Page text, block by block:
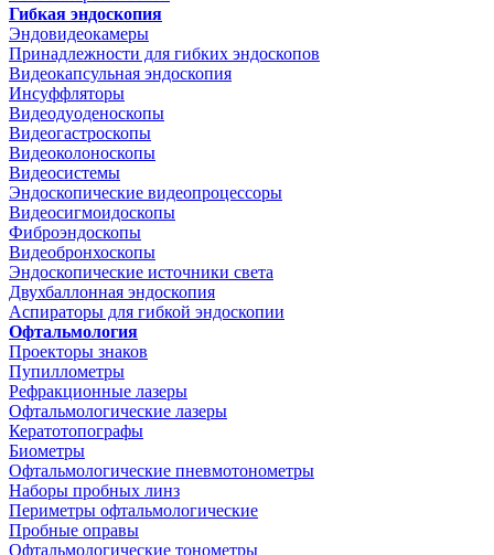
Гибкая эндоскопия
Эндовидеокамеры
Принадлежности для гибких эндоскопов
Видеокапсульная эндоскопия
Инсуффляторы
Видеодуоденоскопы
Видеогастроскопы
Видеоколоноскопы
Видеосистемы
Эндоскопические видеопроцессоры
Видеосигмоидоскопы
Фиброэндоскопы
Видеобронхоскопы
Эндоскопические источники света
Двухбаллонная эндоскопия
Аспираторы для гибкой эндоскопии
Офтальмология
Проекторы знаков
Пупиллометры
Рефракционные лазеры
Офтальмологические лазеры
Кератотопографы
Биометры
Офтальмологические пневмотонометры
Наборы пробных линз
Периметры офтальмологические
Пробные оправы
Офтальмологические тонометры